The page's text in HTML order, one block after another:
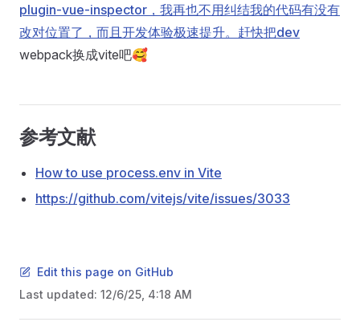
plugin-vue-inspector，我再也不用纠结我的代码有没有
改对位置了，而且开发体验极速提升。赶快把dev
webpack换成vite吧🥰
参考文献
How to use process.env in Vite
https://github.com/vitejs/vite/issues/3033
Edit this page on GitHub
Last updated: 12/6/25, 4:18 AM